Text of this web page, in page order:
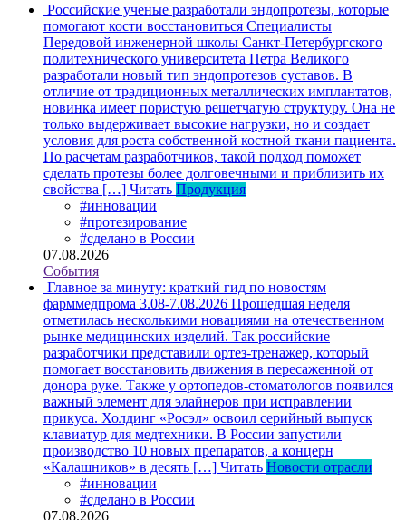
Российские ученые разработали эндопротезы, которые
помогают кости восстановиться Специалисты
Передовой инженерной школы Санкт-Петербургского
политехнического университета Петра Великого
разработали новый тип эндопротезов суставов. В
отличие от традиционных металлических имплантатов,
новинка имеет пористую решетчатую структуру. Она не
только выдерживает высокие нагрузки, но и создает
условия для роста собственной костной ткани пациента.
По расчетам разработчиков, такой подход поможет
сделать протезы более долговечными и приблизить их
свойства […] Читать Продукция
#инновации
#протезирование
#сделано в России
07.08.2026
События
Главное за минуту: краткий гид по новостям
фарммедпрома 3.08-7.08.2026 Прошедшая неделя
отметилась несколькими новациями на отечественном
рынке медицинских изделий. Так российские
разработчики представили ортез-тренажер, который
помогает восстановить движения в пересаженной от
донора руке. Также у ортопедов-стоматологов появился
важный элемент для элайнеров при исправлении
прикуса. Холдинг «Росэл» освоил серийный выпуск
клавиатур для медтехники. В России запустили
производство 10 новых препаратов, а концерн
«Калашников» в десять […] Читать Новости отрасли
#инновации
#сделано в России
07.08.2026